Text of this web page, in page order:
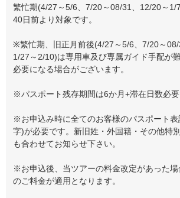
繁忙期(4/27～5/6、7/20～08/31、12/20～1/
40日前より対象です。
※繁忙期、旧正月前後(4/27～5/6、7/20～08/
1/27～2/10)は専用車及び専属ガイド手配が
必要になる場合がございます。
※パスポート残存期間は6か月+滞在日数必要
※お申込み時に全てのお客様のパスポート
字)が必要です。新旧姓・外国籍・その他特
も合わせてお知らせ下さい。
※お申込後、当ツアーの料金改定があった
のご料金が適用となります。